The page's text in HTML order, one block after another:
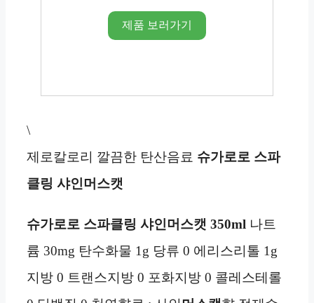
제품 보러가기
\
제로칼로리 깔끔한 탄산음료 슈가로로 스파
클링 샤인머스캣
슈가로로 스파클링 샤인머스캣 350ml 나트
륨 30mg 탄수화물 1g 당류 0 에리스리톨 1g
지방 0 트랜스지방 0 포화지방 0 콜레스테롤